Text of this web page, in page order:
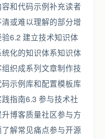
和代码示例补充读者
或难以理解的部分增
6.2 建立技术知识体
化的知识体系知识体
织成系列文章制作技
示例库和配置模板库
指南6.3 参与技术社
博客质量社区参与方
解常见痛点参与开源